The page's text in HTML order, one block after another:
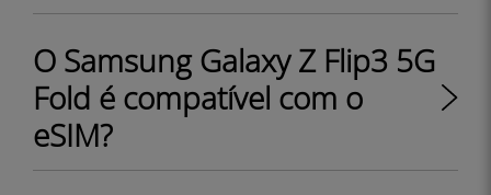
O Samsung Galaxy Z Flip3 5G
Fold é compatível com o
eSIM?